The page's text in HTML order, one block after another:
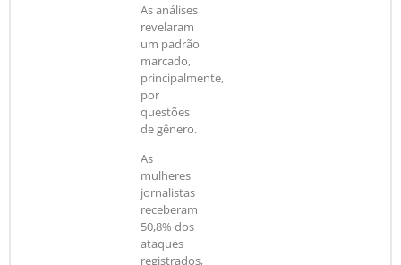
As análises
revelaram
um padrão
marcado,
principalmente,
por
questões
de gênero.
As
mulheres
jornalistas
receberam
50,8% dos
ataques
registrados,